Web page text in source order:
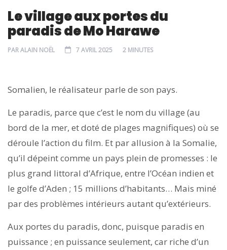
Le village aux portes du
paradis de Mo Harawe
PARALAIN NOËL 7 AVRIL 2025 2 MINUTES
Somalien, le réalisateur parle de son pays.
Le paradis, parce que c’est le nom du village (au
bord de la mer, et doté de plages magnifiques) où se
déroule l’action du film. Et par allusion à la Somalie,
qu’il dépeint comme un pays plein de promesses : le
plus grand littoral d’Afrique, entre l’Océan indien et
le golfe d’Aden ; 15 millions d’habitants… Mais miné
par des problèmes intérieurs autant qu’extérieurs.
Aux portes du paradis, donc, puisque paradis en
puissance ; en puissance seulement, car riche d’un